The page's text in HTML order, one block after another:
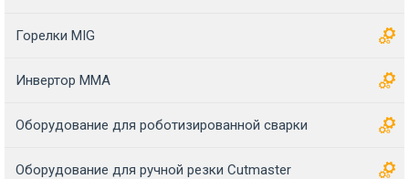
Горелки MIG
Инвертор MMA
Оборудование для роботизированной сварки
Оборудование для ручной резки Cutmaster